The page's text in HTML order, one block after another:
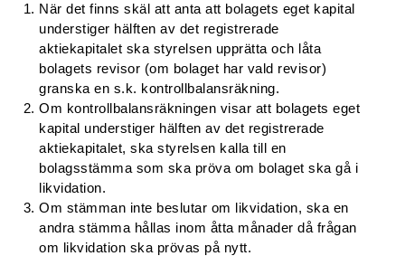
När det finns skäl att anta att bolagets eget kapital
understiger hälften av det registrerade
aktiekapitalet ska styrelsen upprätta och låta
bolagets revisor (om bolaget har vald revisor)
granska en s.k. kontrollbalansräkning.
Om kontrollbalansräkningen visar att bolagets eget
kapital understiger hälften av det registrerade
aktiekapitalet, ska styrelsen kalla till en
bolagsstämma som ska pröva om bolaget ska gå i
likvidation.
Om stämman inte beslutar om likvidation, ska en
andra stämma hållas inom åtta månader då frågan
om likvidation ska prövas på nytt.